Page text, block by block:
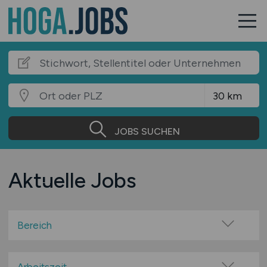
JOBS SUCHEN
Aktuelle Jobs
Bereich